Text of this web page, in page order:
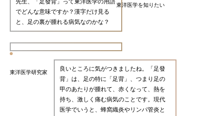
東洋医学を知りたい
先生、「足發背」って東洋医学の用語
でどんな意味ですか？漢字だけ見る
と、足の裏が腫れる病気なのかな？
東洋医学研究家
良いところに気がつきましたね。「足發
背」は、足の特に「足背」、つまり足の
甲のあたりが腫れて、赤くなって、熱を
持ち、激しく痛む病気のことです。現代
医学でいうと、蜂窩織炎やリンパ管炎と